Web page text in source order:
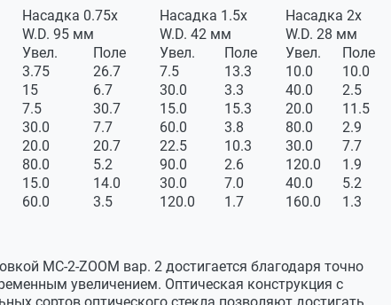
Насадка 0.75х Насадка 1.5х
Насадка 2х
W.D. 95 мм W.D. 42 мм
W.D. 28 мм
Увел. Поле Увел. Поле Увел.
Поле
3.75 26.7 7.5 13.3 10.0
10.0
15 6.7 30.0 3.3 40.0
2.5
7.5 30.7 15.0 15.3 20.0
11.5
30.0 7.7 60.0 3.8 80.0
2.9
20.0 20.7 22.5 10.3 30.0
7.7
80.0 5.2 90.0 2.6 120.0
1.9
15.0 14.0 30.0 7.0 40.0
5.2
60.0 3.5 120.0 1.7 160.0 1.3
МС-2-ZOOM вар. 2 достигается благодаря точно
увеличением. Оптическая конструкция с
20, WF 15х/15, WF 20х/10, WF 10х/22 со шкалой
мм